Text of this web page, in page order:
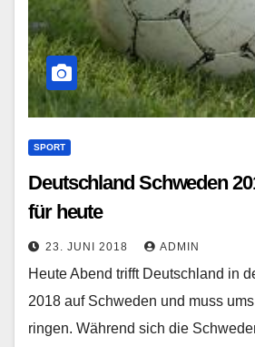
SPORT
Deutschland Schweden
für heute
23. JUNI 2018 ADMIN
Heute Abend trifft Deutschland in
2018 auf Schweden und muss
ringen. Während sich die